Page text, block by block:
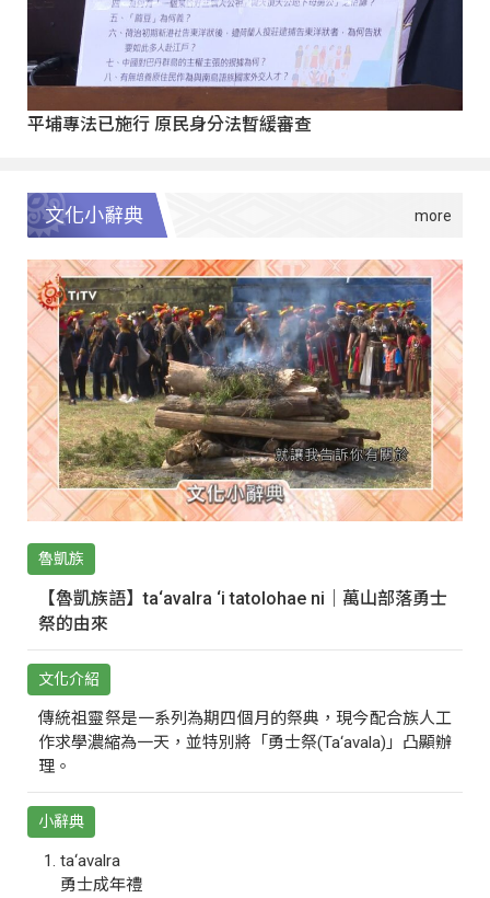
平埔專法已施行 原民身分法暫緩審查
文化小辭典
魯凱族
【魯凱族語】ta‘avalra ‘i tatolohae ni｜萬山部落勇士
祭的由來
文化介紹
傳統祖靈祭是一系列為期四個月的祭典，現今配合族人工
作求學濃縮為一天，並特別將「勇士祭(Ta‘avala)」凸顯辦
理。
小辭典
ta‘avalra
勇士成年禮